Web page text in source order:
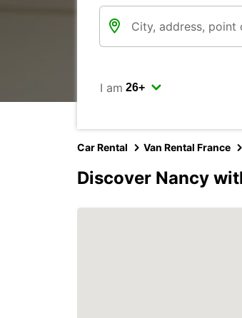
I am
Car Rental Van Rental France
Discover Nancy